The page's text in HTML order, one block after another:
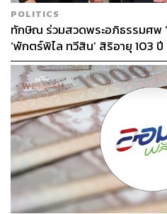
POLITICS
ทักษิณ ร่วมสวดพระอภิธรรมศพ
‘พักตร์พิไล ทวีสิน’ สิริอายุ 103
หลากวงการร่วมอาลัย